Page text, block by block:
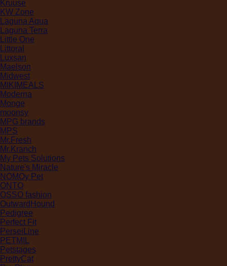
Kruuse
KW Zone
Laguna Aqua
Laguna Terra
Little One
Littoral
Luxsan
Maelson
Midwest
MIKIMEALS
Moderna
Monge
moonsy
MPG brands
MPS
Mr.Fresh
Mr.Kranch
My Pets Solutions
Nature's Miracle
NOMOy Pet
ONTO
OSSO fashion
OutwardHound
Pedigree
Perfect Fit
PerseiLine
PETMIL
Petstages
PrettyCat